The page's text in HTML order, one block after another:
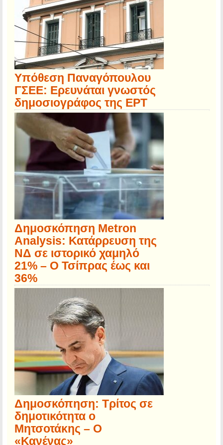
Υπόθεση Παναγόπουλου
ΓΣΕΕ: Ερευνάται γνωστός
δημοσιογράφος της ΕΡΤ
Δημοσκόπηση Metron
Analysis: Κατάρρευση της
ΝΔ σε ιστορικό χαμηλό
21% – Ο Τσίπρας έως και
36%
Δημοσκόπηση: Τρίτος σε
δημοτικότητα ο
Μητσοτάκης – Ο
«Κανένας»